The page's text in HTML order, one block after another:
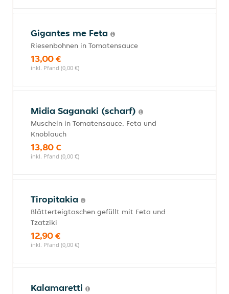
Gigantes me Feta
Riesenbohnen in Tomatensauce
13,00 €
inkl. Pfand (0,00 €)
Midia Saganaki (scharf)
Muscheln in Tomatensauce, Feta und
Knoblauch
13,80 €
inkl. Pfand (0,00 €)
Tiropitakia
Blätterteigtaschen gefüllt mit Feta und
Tzatziki
12,90 €
inkl. Pfand (0,00 €)
Kalamaretti